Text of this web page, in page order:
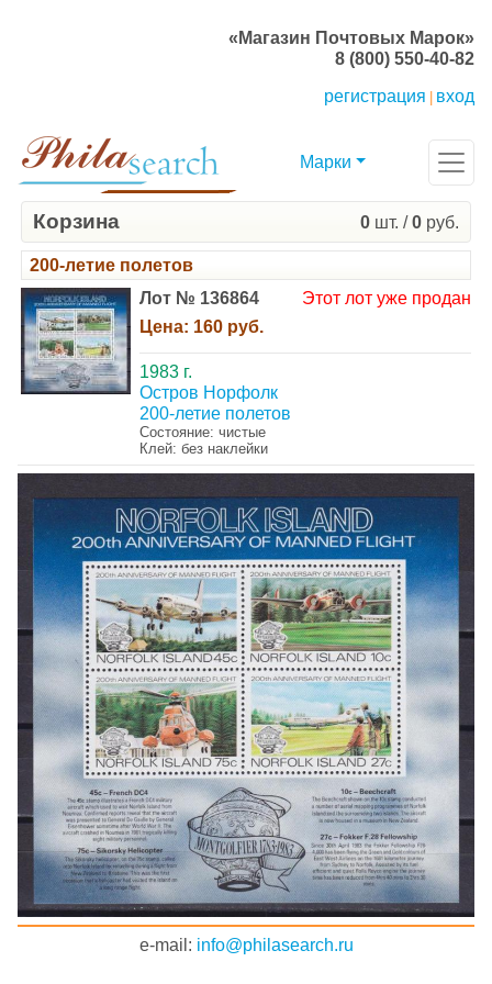
«Магазин Почтовых Марок»
8 (800) 550-40-82
регистрация
вход
Марки
Корзина 0 шт. /0 руб.
200-летие полетов
Лот № 136864
Цена: 160 руб.
Этот лот уже продан
1983 г.
Остров Норфолк
200-летие полетов
Состояние: чистые
Клей: без наклейки
e-mail: info@philasearch.ru